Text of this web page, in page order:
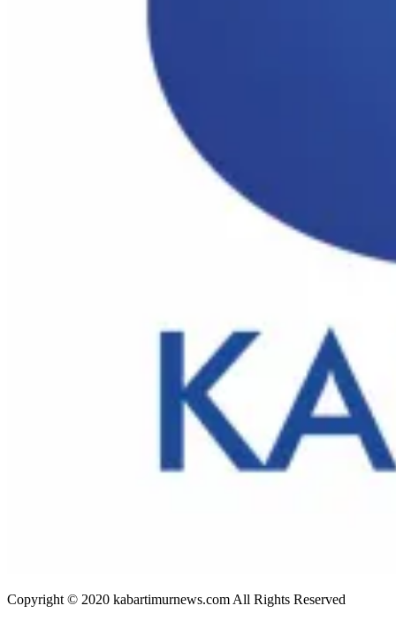
Copyright © 2020 kabartimurnews.com All Rights Reserved